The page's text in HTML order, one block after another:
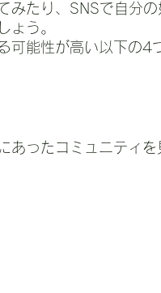
みたり、SNSで自分
ょう。
可能性が高い以下の4
あったコミュニティを